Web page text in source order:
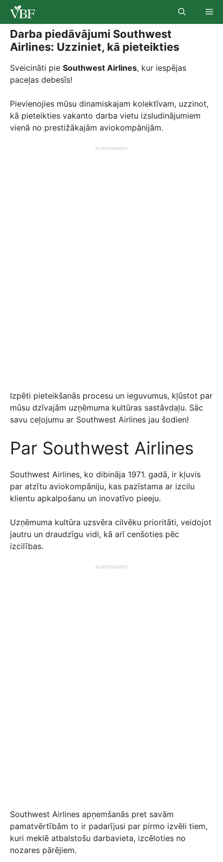
Skip
content
Darba piedāvājumi Southwest
Airlines: Uzziniet, kā pieteikties
Sveicināti pie Southwest Airlines, kur iespējas
paceļas debesīs!
Pievienojies mūsu dinamiskajam kolektīvam, uzzinot,
kā pieteikties vakanto darba vietu izsludinājumiem
vienā no prestižākajām aviokompānijām.
ADVERTISEMENT
Izpēti pieteikšanās procesu un ieguvumus, kļūstot par
mūsu dzīvajām uzņēmuma kultūras sastāvdaļu. Sāc
savu ceļojumu ar Southwest Airlines jau šodien!
Par Southwest Airlines
Southwest Airlines, ko dibināja 1971. gadā, ir kļuvis
par atzītu aviokompāniju, kas pazīstama ar izcilu
klientu apkalpošanu un inovatīvo pieeju.
Uzņēmuma kultūra uzsvēra cilvēku prioritāti, veidojot
jautru un draudzīgu vidi, kā arī cenšoties pēc
izcilības.
ADVERTISEMENT
Southwest Airlines apņemšanās pret savām
pamatvērtībām to ir padarījusi par pirmo izvēli tiem,
kuri meklē atbalstošu darbavieta, izcēloties no
nozares pārējiem.